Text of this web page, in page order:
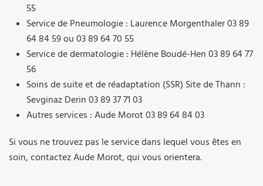
55
Service de Pneumologie : Laurence Morgenthaler 03 89
64 84 59 ou 03 89 64 70 55
Service de dermatologie : Hélène Boudé-Hen 03 89 64 77
56
Soins de suite et de réadaptation (SSR) Site de Thann :
Sevginaz Derin 03 89 37 71 03
Autres services : Aude Morot 03 89 64 84 03
Si vous ne trouvez pas le service dans lequel vous êtes en
soin, contactez Aude Morot, qui vous orientera.